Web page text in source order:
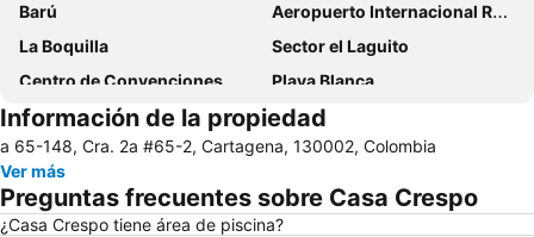
Barú
Aeropuerto Internacional Rafael Núñez
La Boquilla
Sector el Laguito
Centro de Convenciones
Playa Blanca
Tierra Bomba
El Barrio Manga y sus Casonas
Isla Rosario
Castillo de San Felipe de Barajas
Torre del Reloj
Estadio Jaime Morón
Cerro de la Popa
Baluarte de Santa Catalina y el de Santa Clara
Información de la propiedad
a 65-148, Cra. 2a #65-2, Cartagena, 130002, Colombia
Ver más
Preguntas frecuentes sobre Casa Crespo
¿Casa Crespo tiene área de piscina?